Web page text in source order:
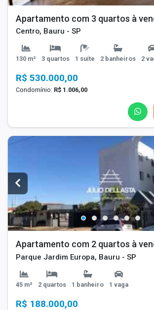
Apartamento com 3 quartos à
Centro, Bauru - SP
130 m² 3 quartos 1 suíte 2 banheiros 2
R$ 530.000,00
Condomínio: R$ 1.006,00
Apartamento com 2 quartos à
Parque Jardim Europa, Bauru - SP
45 m² 2 quartos 1 banheiro 1 vaga
R$ 188.000,00